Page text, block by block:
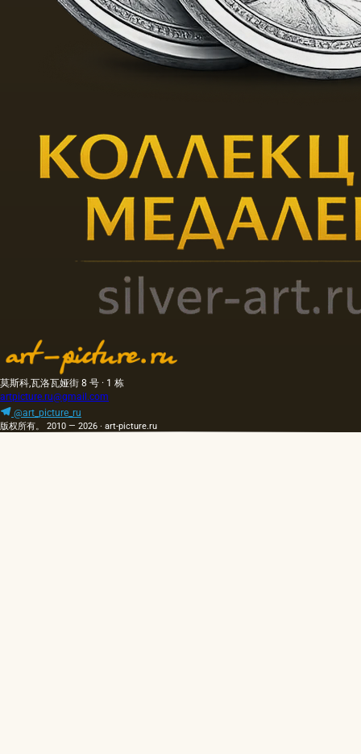
莫斯科,瓦洛瓦娅街 8 号 · 1 栋
artpicture.ru@gmail.com
@art_picture_ru
版权所有。 2010 — 2026 · art-picture.ru